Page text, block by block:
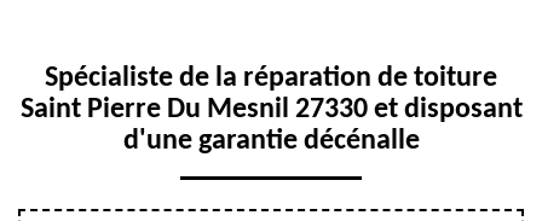
Spécialiste de la réparation de toiture
Saint Pierre Du Mesnil 27330 et disposant
d'une garantie décénalle